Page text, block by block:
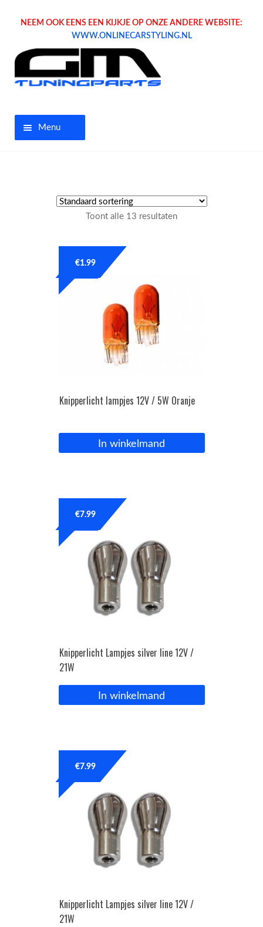
NEEM OOK EENS EEN KIJKJE OP ONZE ANDERE WEBSITE:
WWW.ONLINECARSTYLING.NL
Menu
Tuning parts
OPC Line
Bedrijfswagen parts
Inloggen / Registreren
Toont alle 13 resultaten
Knipperlicht lampjes 12V / 5W Oranje
€1.99
In winkelmand
Knipperlicht Lampjes silver line 12V /
21W
€7.99
In winkelmand
Knipperlicht Lampjes silver line 12V /
21W
€7.99